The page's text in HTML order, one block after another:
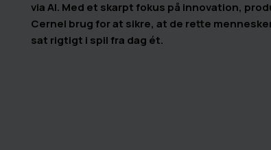
via AI. Med et skarpt fokus på innovation,
Cernel brug for at sikre, at de rette
sat rigtigt i spil fra dag ét.